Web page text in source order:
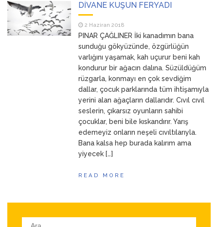
DİVANE KUŞUN FERYADI
2 Haziran 2018
PINAR ÇAĞLINER İki kanadımın bana
sunduğu gökyüzünde, özgürlüğün
varlığını yaşamak, kah uçurur beni kah
kondurur bir ağacın dalına. Süzüldüğüm
rüzgarla, konmayı en çok sevdiğim
dallar, çocuk parklarında tüm ihtişamıyla
yerini alan ağaçların dallarıdır. Cıvıl cıvıl
seslerin, çıkarsız oyunların sahibi
çocuklar, beni bile kıskandırır. Yarış
edemeyiz onların neşeli cıvıltılarıyla.
Bana kalsa hep burada kalırım ama
yiyecek […]
READ MORE
Arama: